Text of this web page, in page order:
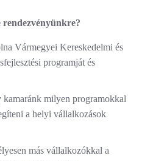
Vármegyei Kereskedelmi és
programját és
kamaránk milyen programokkal
a helyi vállalkozások
más vállalkozókkal a